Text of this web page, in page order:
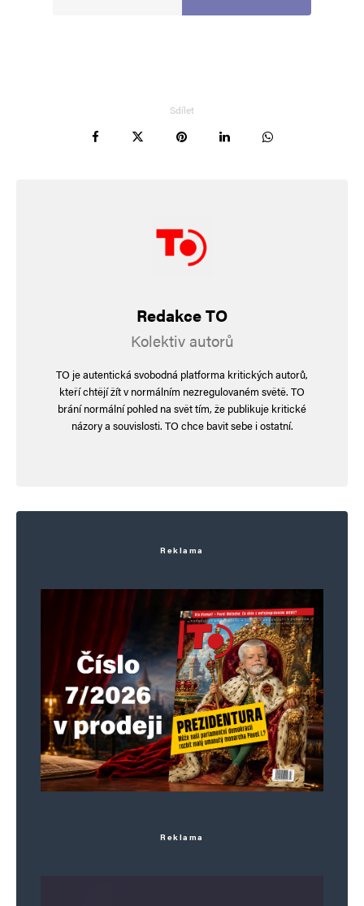
Sdílet
Redakce TO
Kolektiv autorů
TO je autentická svobodná platforma kritických autorů,
kteří chtějí žít v normálním nezregulovaném světě. TO
brání normální pohled na svět tím, že publikuje kritické
názory a souvislosti. TO chce bavit sebe i ostatní.
Reklama
Reklama